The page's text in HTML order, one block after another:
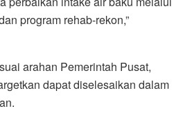
program rehab-rekon,”
arahan Pemerintah Pusat,
dapat diselesaikan dalam